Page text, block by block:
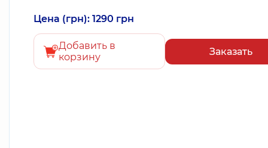
Цена (грн): 1290 грн
Добавить в
корзину
Заказать